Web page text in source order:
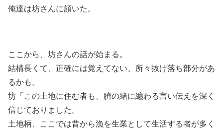
俺達は坊さんに頷いた。
ここから、坊さんの話が始まる。
結構長くて、正確には覚えてない、所々抜け落ち部分があ
るかも。
坊「この土地に住む者も、臍の緒に纏わる言い伝えを深く
信じておりました。
土地柄、ここでは昔から漁を生業として生活する者が多く